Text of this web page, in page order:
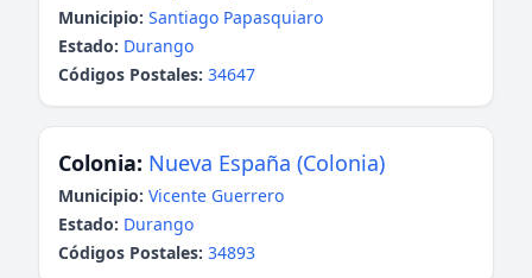
Municipio: Santiago Papasquiaro
Estado: Durango
Códigos Postales: 34647
Colonia: Nueva España (Colonia)
Municipio: Vicente Guerrero
Estado: Durango
Códigos Postales: 34893